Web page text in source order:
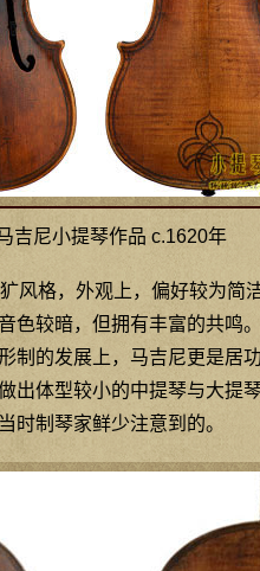
吉尼小提琴作品 c.1620年
风格，外观上，偏好较为简
色较暗，但拥有丰富的共鸣
制的发展上，马吉尼更是居
出体型较小的中提琴与大提
时制琴家鲜少注意到的。